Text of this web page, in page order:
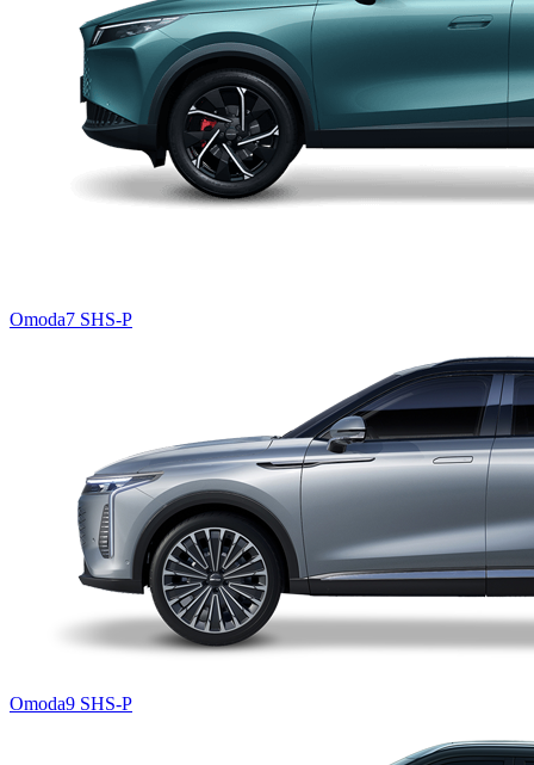
Omoda7 SHS-P
Omoda9 SHS-P